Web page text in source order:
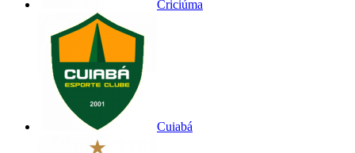
Criciúma
Cuiabá